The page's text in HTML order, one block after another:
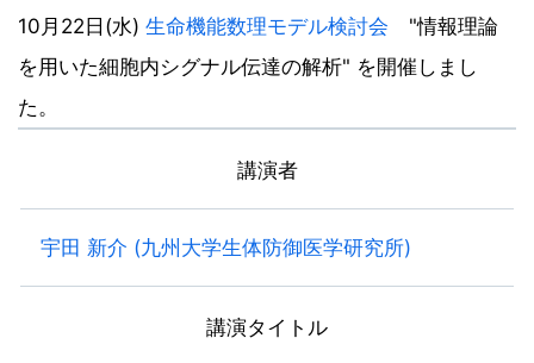
10月22日(水) 生命機能数理モデル検討会 "情報理論
を用いた細胞内シグナル伝達の解析" を開催しまし
た。
講演者
宇田 新介 (九州大学生体防御医学研究所)
講演タイトル